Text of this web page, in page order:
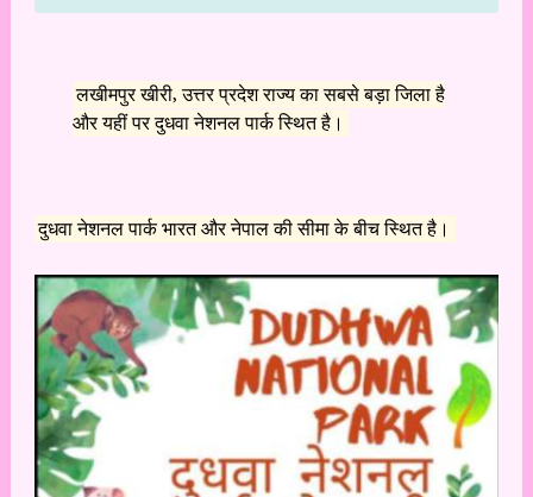
लखीमपुर खीरी, उत्तर प्रदेश राज्य का सबसे बड़ा जिला है
और यहीं पर दुधवा नेशनल पार्क स्थित है।
दुधवा नेशनल पार्क भारत और नेपाल की सीमा के बीच स्थित है।